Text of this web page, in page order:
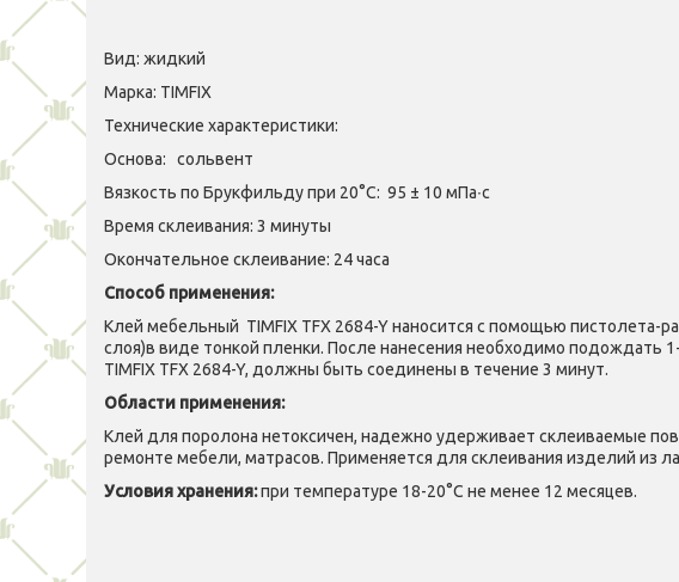
Вид: жидкий
Марка: TIMFIX
Технические характеристики:
Основа: сольвент
Вязкость по Брукфильду при 20°С: 95 ± 10 мПа∙с
Время склеивания: 3 минуты
Окончательное склеивание: 24 часа
Способ применения:
Клей мебельный TIMFIX TFX 2684-Y наносится с помощью
слоя)в виде тонкой пленки. После нанесения необходимо подождать
TIMFIX TFX 2684-Y, должны быть соединены в течение 3 минут.
Области применения:
Клей для поролона нетоксичен, надежно удерживает склеиваемые
ремонте мебели, матрасов. Применяется для склеивания изделий из
Условия хранения:при температуре 18-20°С не менее 12 месяцев.